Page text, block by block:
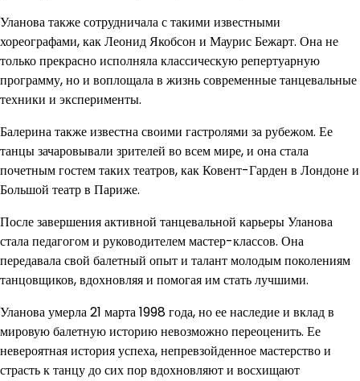
Уланова также сотрудничала с такими известными
хореографами, как Леонид Якобсон и Маурис Бежарт. Она не
только прекрасно исполняла классическую репертуарную
программу, но и воплощала в жизнь современные танцевальные
техники и эксперименты.
Балерина также известна своими гастролями за рубежом. Ее
танцы зачаровывали зрителей во всем мире, и она стала
почетным гостем таких театров, как Ковент-Гарден в Лондоне и
Большой театр в Париже.
После завершения активной танцевальной карьеры Уланова
стала педагогом и руководителем мастер-классов. Она
передавала свой балетный опыт и талант молодым поколениям
танцовщиков, вдохновляя и помогая им стать лучшими.
Уланова умерла 21 марта 1998 года, но ее наследие и вклад в
мировую балетную историю невозможно переоценить. Ее
невероятная история успеха, непревзойденное мастерство и
страсть к танцу до сих пор вдохновляют и восхищают